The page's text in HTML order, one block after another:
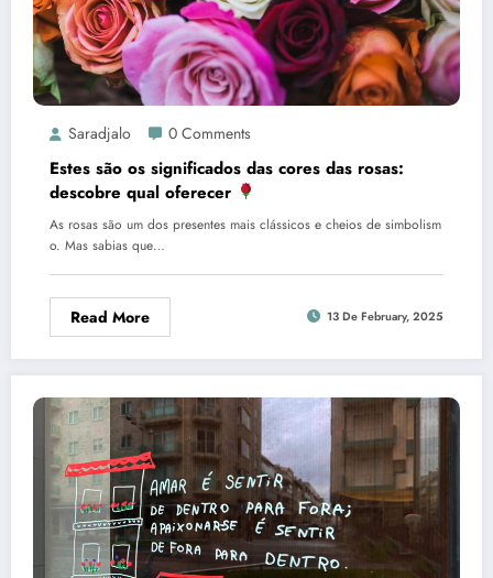
Saradjalo 0 Comments
Estes são os significados das cores das rosas:
descobre qual oferecer
As rosas são um dos presentes mais clássicos e cheios de simbolism
o. Mas sabias que…
Read More 13 De February, 2025